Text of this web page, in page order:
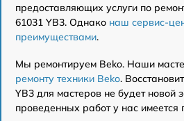
предоставляющих услуги по
61031 YB3. Однако наш сервис-
преимуществами.
Мы ремонтируем Beko. Наши
ремонту техники Beko.
YB3 для мастеров не будет новой
проведенных работ у нас имеется